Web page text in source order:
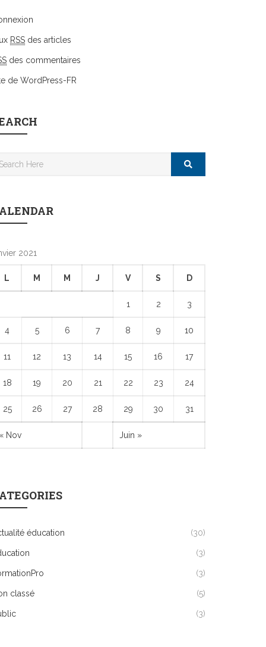
RSS des articles
des commentaires
de WordPress-FR
2021
L M M J V S D
« Nov Juin »
1 2 3
4 5 6 7 8 9 10
11 12 13 14 15 16 17
18 19 20 21 22 23 24
25 26 27 28 29 30 31
éducation (30)
(3)
(3)
classé (5)
(3)